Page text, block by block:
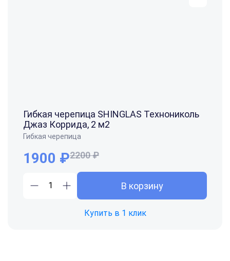
Гибкая черепица SHINGLAS Технониколь
Джаз Коррида, 2 м2
Гибкая черепица
1900 ₽2200 ₽
В корзину
Купить в 1 клик